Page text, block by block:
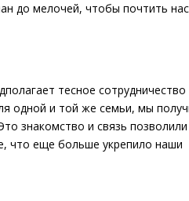
до мелочей, чтобы почтить
тесное сотрудничество
одной и той же семьи, мы
знакомство и связь
что еще больше укрепило наши